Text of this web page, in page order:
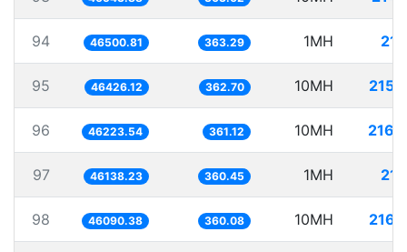
94 46500.81 363.29 1MH
95 46426.12 362.70 10MH
96 46223.54 361.12 10MH
97 46138.23 360.45 1MH
98 46090.38 360.08 10MH